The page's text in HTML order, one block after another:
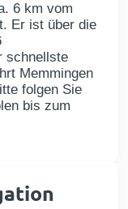
6 km vom
Er ist über die
schnellste
Memmingen
folgen Sie
bis zum